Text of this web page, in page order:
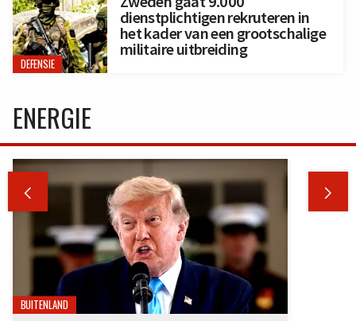
DEFENSIE
dienstplichtigen rekruteren in
het kader van een grootschalige
militaire uitbreiding
ENERGIE
 
BUITENLAND